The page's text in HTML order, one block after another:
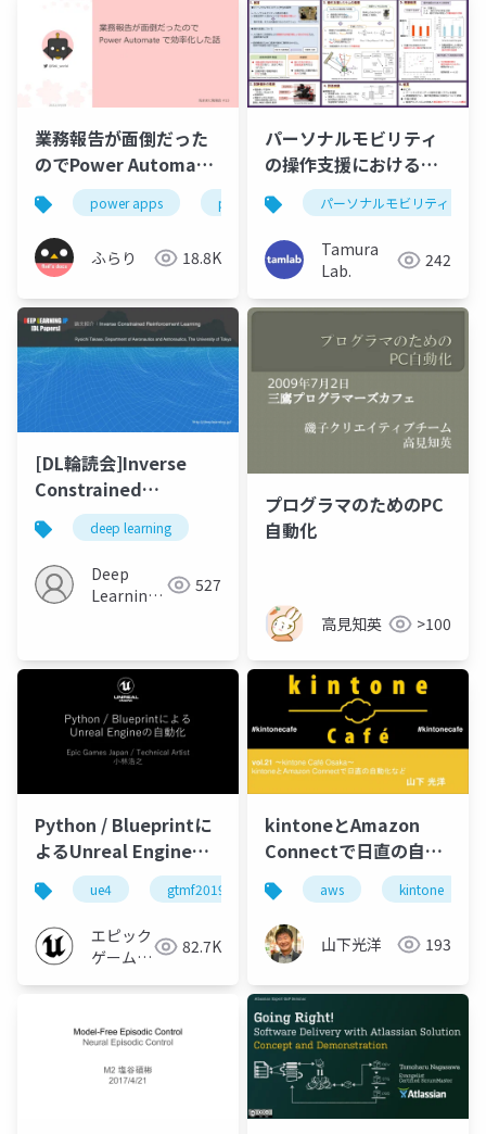
業務報告が面倒だった
のでPower Automate
で効率化した話
power apps power automate power platform
ふらり 18.8K
パーソナルモビリティ
の操作支援における負
担軽減と効率性の両立
（ROBOMECH2021）
パーソナルモビリティ
Tamura
Lab.
242
[DL輪読会]Inverse
Constrained
Reinforcement
Learning
deep learning
Deep
Learning
527
プログラマのためのPC
自動化
高見知英 >100
Python / Blueprintに
よるUnreal Engineの
自動化【GTMF2019】
ue4 gtmf2019 ue-editor python
エピック
ゲームズ
82.7K
kintoneとAmazon
Connectで日直の自動
化など aws kintone
山下光洋 193